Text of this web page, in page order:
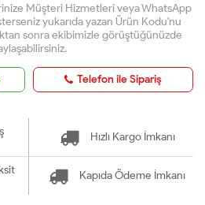
Müşteri Hizmetleri veya WhatsApp
yukarıda yazan Ürün Kodu'nu
sonra ekibimizle görüştüğünüzde
Telefon ile Sipariş
Hızlı Kargo İmkanı
Kapıda Ödeme İmkanı